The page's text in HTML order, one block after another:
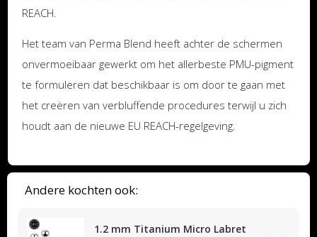
Andere kochten ook:
1.2 mm Titanium Micro Labret
REACH.
Het team van Perma Blend heeft achter de schermen
onvermoeibaar gewerkt om het allerbeste PMU-pigment
te formuleren dat beschikbaar is om door te gaan met
het creëren van verbluffende procedures terwijl u zich
houdt aan de nieuwe EU REACH-regelgeving.